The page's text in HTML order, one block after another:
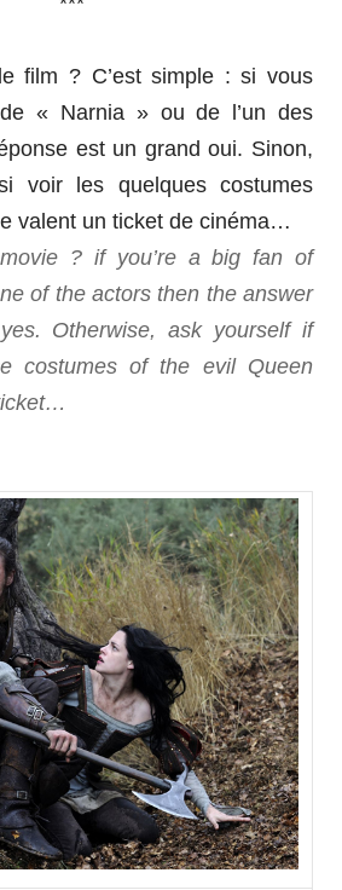
film ? C’est simple : si vous
« Narnia » ou de l’un des
est un grand oui. Sinon,
voir les quelques costumes
valent un ticket de cinéma…
? if you’re a big fan of
of the actors then the answer
Otherwise, ask yourself if
costumes of the evil Queen